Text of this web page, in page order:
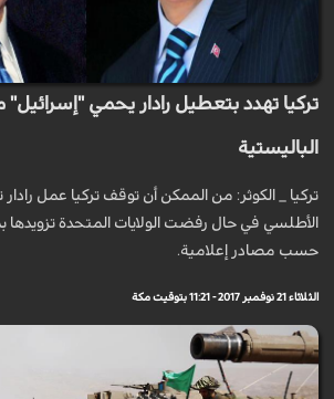
تركيا تهدد بتعطيل رادار يحمي "إسرائيل"
الباليستية
تركيا _ الكوثر: من الممكن أن توقف تركيا عمل
حسب مصادر إعلامية.
الثلاثاء 21 نوفمبر 2017 - 11:21 بتوقيت مكة